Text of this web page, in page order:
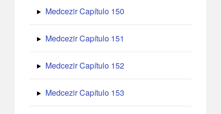
Medcezir Capítulo 150
Medcezir Capítulo 151
Medcezir Capítulo 152
Medcezir Capítulo 153